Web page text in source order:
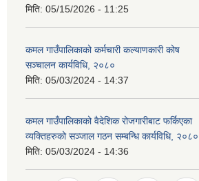
मिति: 05/15/2026 - 11:25
कमल गाउँपालिकाको कर्मचारी कल्याणकारी कोष
सञ्चालन कार्यविधि, २०८०
मिति: 05/03/2024 - 14:37
कमल गाउँपालिकाको वैदेशिक रोजगारीबाट फर्किएका
व्यक्तिहरुको सञ्जाल गठन सम्बन्धि कार्यविधि, २०८०
मिति: 05/03/2024 - 14:36